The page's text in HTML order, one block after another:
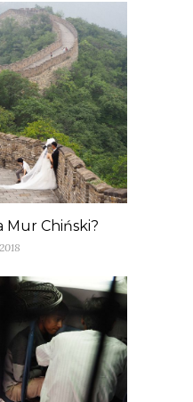
Mur Chiński?